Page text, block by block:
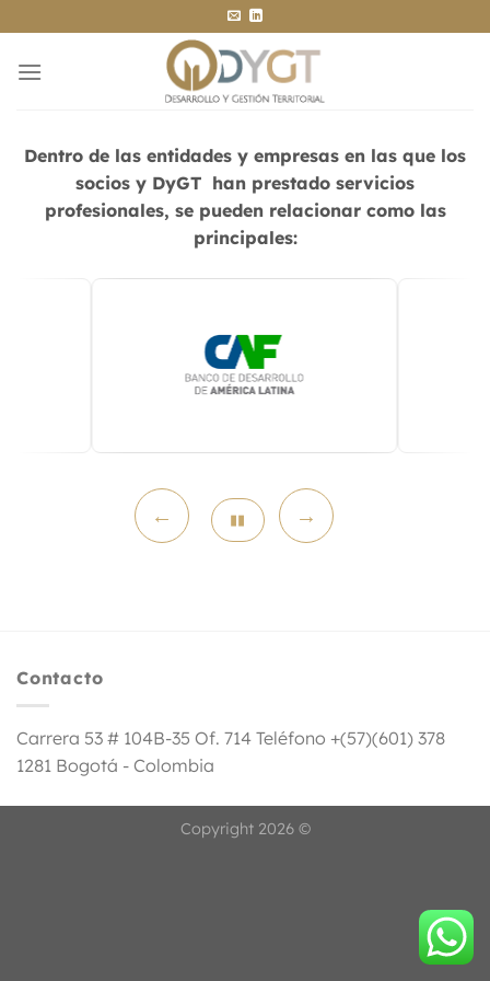
al
contenido
Dentro de las entidades y empresas en las que los
socios y DyGT han prestado servicios
profesionales, se pueden relacionar como las
principales:
← ▮▮ →
Contacto
Carrera 53 # 104B-35 Of. 714 Teléfono +(57)(601) 378
1281 Bogotá - Colombia
Copyright 2026 ©